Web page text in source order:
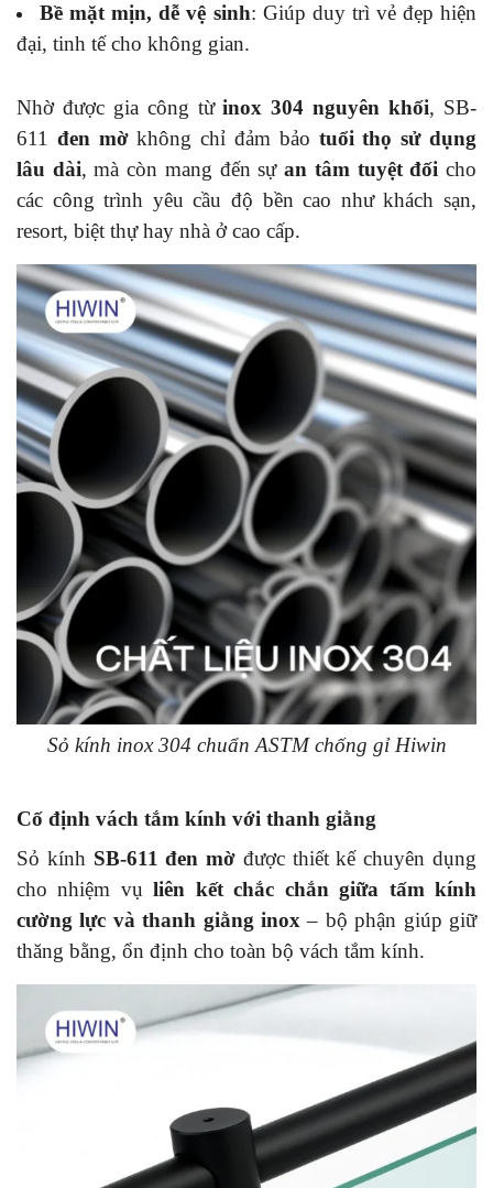
Bề mặt mịn, dễ vệ sinh: Giúp duy trì vẻ đẹp hiện
đại, tinh tế cho không gian.
Nhờ được gia công từinox 304 nguyên khối, SB-
611 đen mờkhông chỉ đảm bảo tuổi thọ sử dụng
lâu dài, mà còn mang đến sựan tâm tuyệt đối cho
các công trình yêu cầu độ bền cao như khách sạn,
resort, biệt thự hay nhà ở cao cấp.
Sỏ kính inox 304 chuẩn ASTM chống gỉ Hiwin
Cố định vách tắm kính với thanh giằng
Sỏ kính SB-611 đen mờ được thiết kế chuyên dụng
cho nhiệm vụliên kết chắc chắn giữa tấm kính
cường lực và thanh giằng inox – bộ phận giúp giữ
thăng bằng, ổn định cho toàn bộ vách tắm kính.